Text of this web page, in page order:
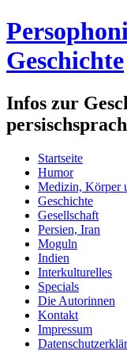
Geschichte
Infos zur
Startseite
Humor
Medizin, Körper
Geschichte
Gesellschaft
Persien, Iran
Moguln
Indien
Interkulturelles
Specials
Die Autorinnen
Kontakt
Impressum